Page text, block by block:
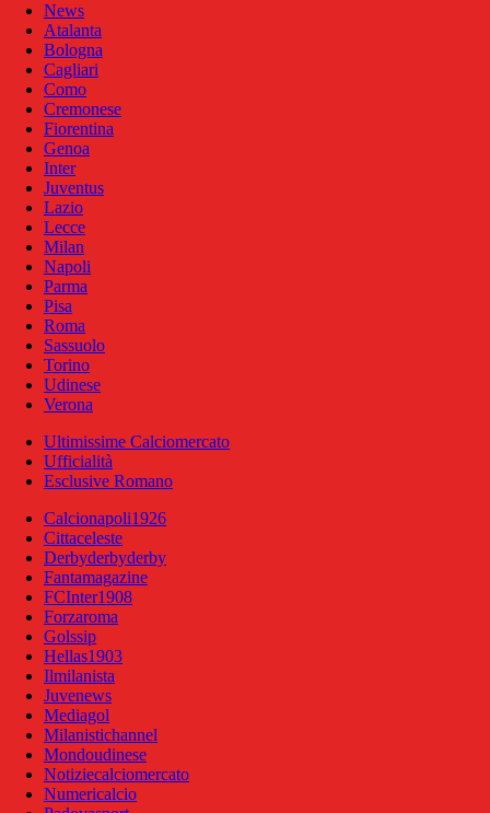
News
Atalanta
Bologna
Cagliari
Como
Cremonese
Fiorentina
Genoa
Inter
Juventus
Lazio
Lecce
Milan
Napoli
Parma
Pisa
Roma
Sassuolo
Torino
Udinese
Verona
Ultimissime Calciomercato
Ufficialità
Esclusive Romano
Calcionapoli1926
Cittaceleste
Derbyderbyderby
Fantamagazine
FCInter1908
Forzaroma
Golssip
Hellas1903
Ilmilanista
Juvenews
Mediagol
Milanistichannel
Mondoudinese
Notiziecalciomercato
Numericalcio